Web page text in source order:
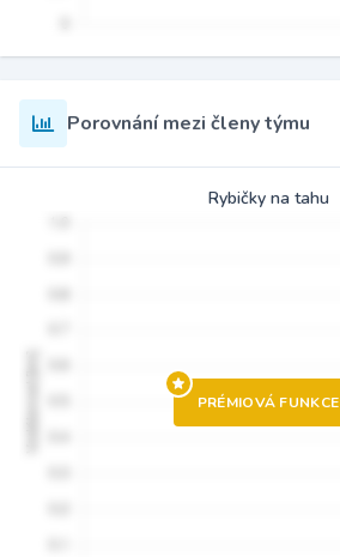
Porovnání mezi členy týmu
Rybičky na tahu
PRÉMIOVÁ FUNKCE